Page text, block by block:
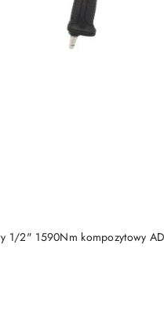
1/2" 1590Nm kompozytowy